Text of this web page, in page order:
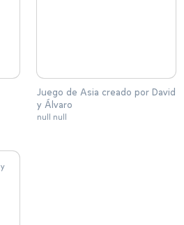
Juego de Asia creado por David
y Álvaro
null null